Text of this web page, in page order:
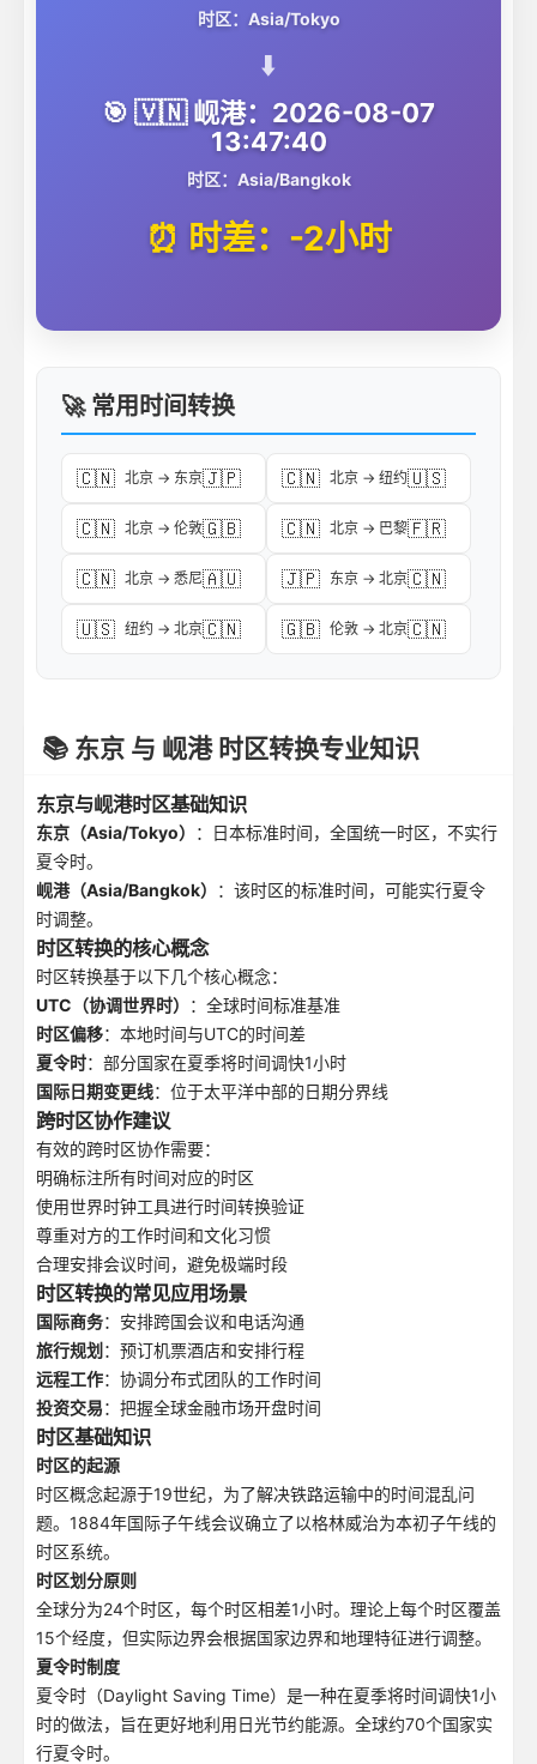
时区：Asia/Tokyo
⬇️
🎯 🇻🇳 岘港：2026-08-07
13:47:40
时区：Asia/Bangkok
⏰ 时差：-2小时
🚀 常用时间转换
🇨🇳 北京 → 东京🇯🇵 🇨🇳 北京 → 纽约🇺🇸
🇨🇳 北京 → 伦敦🇬🇧 🇨🇳 北京 → 巴黎🇫🇷
🇨🇳 北京 → 悉尼🇦🇺 🇯🇵 东京 → 北京🇨🇳
🇺🇸 纽约 → 北京🇨🇳 🇬🇧 伦敦 → 北京🇨🇳
📚 东京 与 岘港 时区转换专业知识
东京与岘港时区基础知识
东京（Asia/Tokyo）
：日本标准时间，全国统一时区，不实行
夏令时。
岘港（Asia/Bangkok）
：该时区的标准时间，可能实行夏令
时调整。
时区转换的核心概念
时区转换基于以下几个核心概念：
UTC（协调世界时）
：全球时间标准基准
时区偏移：本地时间与UTC的时间差
夏令时：部分国家在夏季将时间调快1小时
国际日期变更线：位于太平洋中部的日期分界线
跨时区协作建议
有效的跨时区协作需要：
明确标注所有时间对应的时区
使用世界时钟工具进行时间转换验证
尊重对方的工作时间和文化习惯
合理安排会议时间，避免极端时段
时区转换的常见应用场景
国际商务：安排跨国会议和电话沟通
旅行规划 ：预订机票酒店和安排行程
远程工作：协调分布式团队的工作时间
投资交易：把握全球金融市场开盘时间
时区基础知识
时区的起源
时区概念起源于19世纪，为了解决铁路运输中的时间混乱问
题。1884年国际子午线会议确立了以格林威治为本初子午线的
时区系统。
时区划分原则
全球分为24个时区，每个时区相差1小时。理论上每个时区覆盖
15个经度，但实际边界会根据国家边界和地理特征进行调整。
夏令时制度
夏令时（Daylight Saving Time）是一种在夏季将时间调快1小
时的做法，旨在更好地利用日光节约能源。全球约70个国家实
行夏令时。